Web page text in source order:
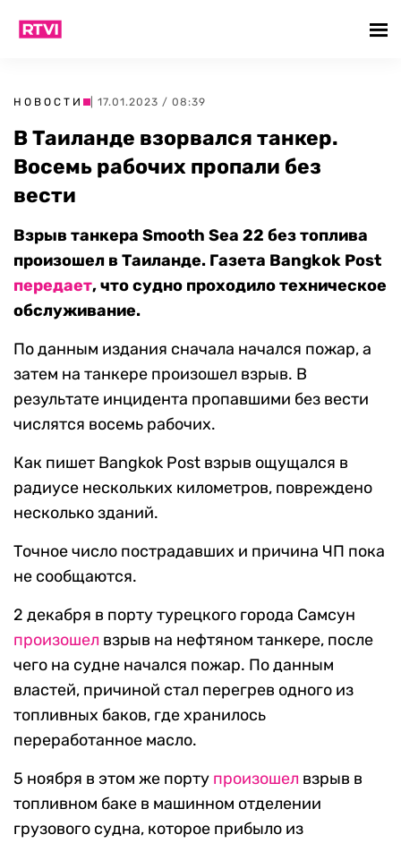
НОВОСТИ | 17.01.2023 / 08:39
В Таиланде взорвался танкер.
Восемь рабочих пропали без
вести
Взрыв танкера Smooth Sea 22 без топлива
произошел в Таиланде. Газета Bangkok Post
передает, что судно проходило техническое
обслуживание.
По данным издания сначала начался пожар, а
затем на танкере произошел взрыв. В
результате инцидента пропавшими без вести
числятся восемь рабочих.
Как пишет Bangkok Post взрыв ощущался в
радиусе нескольких километров, повреждено
несколько зданий.
Точное число пострадавших и причина ЧП пока
не сообщаются.
2 декабря в порту турецкого города Самсун
произошел взрыв на нефтяном танкере, после
чего на судне начался пожар. По данным
властей, причиной стал перегрев одного из
топливных баков, где хранилось
переработанное масло.
5 ноября в этом же порту произошел взрыв в
топливном баке в машинном отделении
грузового судна, которое прибыло из